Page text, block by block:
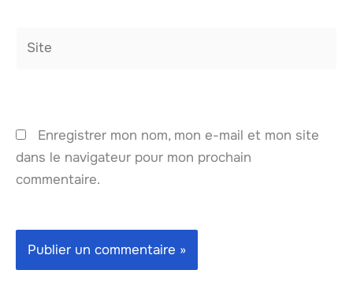
Enregistrer mon nom, mon e-mail et mon site
dans le navigateur pour mon prochain
commentaire.